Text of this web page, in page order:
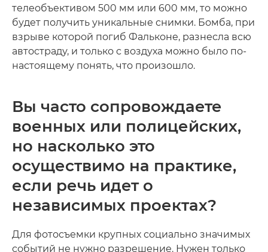
телеобъективом 500 мм или 600 мм, то можно
будет получить уникальные снимки. Бомба, при
взрыве которой погиб Фальконе, разнесла всю
автостраду, и только с воздуха можно было по-
настоящему понять, что произошло.
Вы часто сопровождаете
военных или полицейских,
но насколько это
осуществимо на практике,
если речь идет о
независимых проектах?
Для фотосъемки крупных социально значимых
событий не нужно разрешение. Нужен только